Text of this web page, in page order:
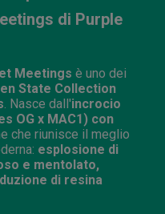
di Purple
Meetings è uno dei
State Collection
. Nasce dall'incrocio
OG x MAC1) con
che riunisce il meglio
esplosione di
e mentolato,
di resina